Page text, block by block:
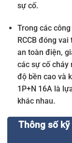
sự cố.
Trong các
RCCB đóng
an toàn điện,
các sự cố cháy
độ bền cao và
1P+N 16A là
khác nhau.
Thông số kỹ